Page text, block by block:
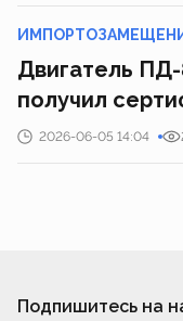
Двигатель
получил
2026-06-05 14:04
Подпишитесь на